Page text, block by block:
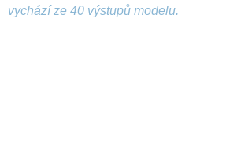
vychází ze 40 výstupů modelu.